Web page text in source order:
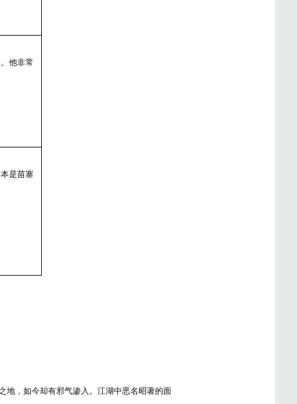
他非常
是苗寨
地，如今却有邪气渗入。江湖中恶名昭著的面